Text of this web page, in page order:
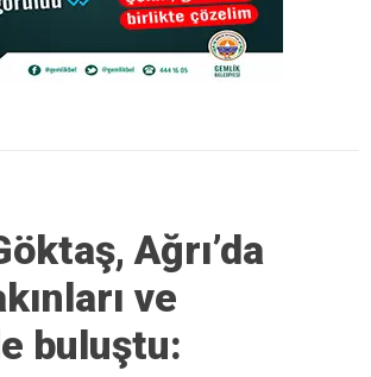
Ağrı’da
ve
buluştu: